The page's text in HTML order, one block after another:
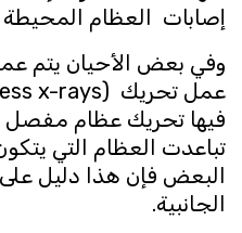
إصابات العظام المحيطة
وفي بعض الأحيان يتم
فيها تحريك عظام مفصل
تباعدت العظام التي
البعض فإن هذا دليل على
الجانبية.